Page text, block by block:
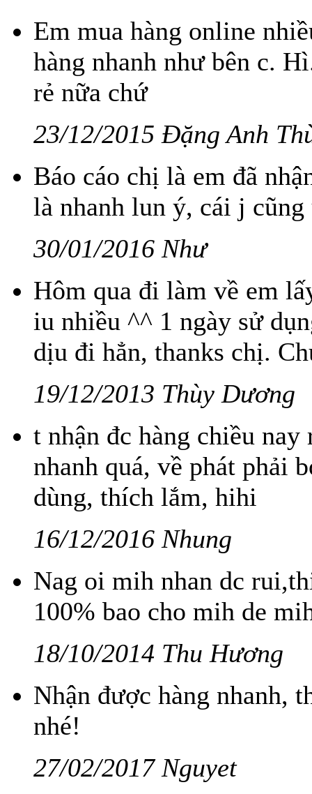
Em mua hàng online
hàng nhanh như bên c.
rẻ nữa chứ
23/12/2015 Đặng Anh
Báo cáo chị là em đã
là nhanh lun ý, cái j
30/01/2016 Như
Hôm qua đi làm về em
iu nhiều ^^ 1 ngày sử
dịu đi hẳn, thanks chị.
19/12/2013 Thùy Dương
t nhận đc hàng chiều
nhanh quá, về phát phải
dùng, thích lắm, hihi
16/12/2016 Nhung
Nag oi mih nhan dc
100% bao cho mih de
18/10/2014 Thu Hương
Nhận được hàng nhanh,
nhé!
27/02/2017 Nguyet